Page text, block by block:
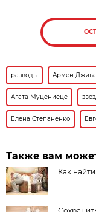
разводы Армен
Агата Муцениеце
Елена Степаненко
Также вам
Как